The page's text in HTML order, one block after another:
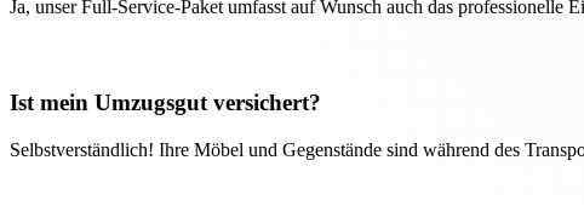
Ja, unser Full-Service-Paket umfasst auf Wunsch auch das professionelle
Ist mein Umzugsgut versichert?
Selbstverständlich! Ihre Möbel und Gegenstände sind während des